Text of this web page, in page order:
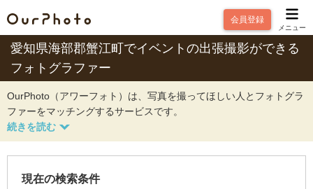
会員登録
メニュー
愛知県海部郡蟹江町でイベントの出張撮影ができる
フォトグラファー
OurPhoto（アワーフォト）は、写真を撮ってほしい人とフォトグラ
ファーをマッチングするサービスです。
現在の検索条件